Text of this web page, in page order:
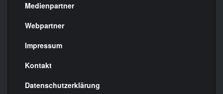
Menülinks
rechte
Seite
Medienpartner
Webpartner
Impressum
Kontakt
Datenschutzerklärung